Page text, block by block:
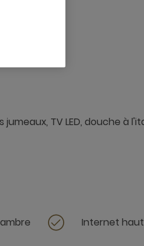
TV LED, douche à
Internet